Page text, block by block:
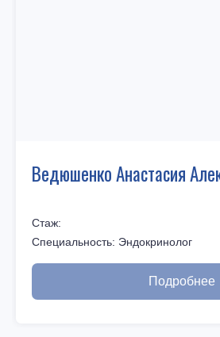
Ведюшенко Анастасия
Стаж:
Специальность: Эндокринолог
Подробнее